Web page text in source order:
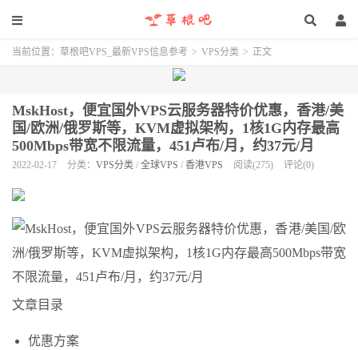
当前位置： 草根吧VPS_最新VPS信息参考 > VPS分类 > 正文
MskHost，便宜国外VPS云服务器特价优惠，香港/美
国/欧洲/俄罗斯等，KVM虚拟架构，1核1G内存最高
500Mbps带宽不限流量，451卢布/月，约37元/月
2022-02-17 分类： VPS分类 / 全球VPS / 香港VPS 阅读(275) 评论(0)
文章目录
优惠方案